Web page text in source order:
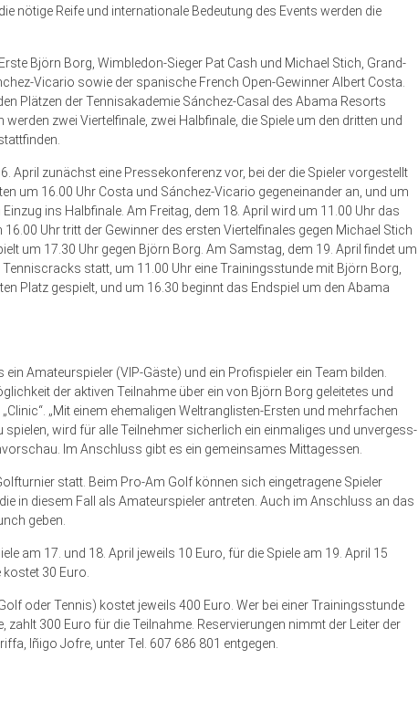
nötige Reife und internationale Bedeutung des Events werden die
Björn Borg, Wimbledon-Sieger Pat Cash und Michael Stich, Grand-
Vicario sowie der spanische French Open-Gewinner Albert Costa.
Plätzen der Tennisakademie Sánchez-Casal des Abama Resorts
zwei Viertelfinale, zwei Halbfinale, die Spiele um den dritten und
April zunächst eine Pressekonferenz vor, bei der die Spieler vorgestellt
um 16.00 Uhr Costa und Sánchez-Vicario gegeneinander an, und um
ins Halbfinale. Am Freitag, dem 18. April wird um 11.00 Uhr das
Uhr tritt der Gewinner des ersten Viertelfinales gegen Michael Stich
um 17.30 Uhr gegen Björn Borg. Am Samstag, dem 19. April findet um
statt, um 11.00 Uhr eine Trainingsstunde mit Björn Borg,
Platz gespielt, und um 16.30 beginnt das Endspiel um den Abama
Amateurspieler (VIP-Gäste) und ein Profispieler ein Team bilden.
der aktiven Teilnahme über ein von Björn Borg geleitetes und
„Mit einem ehemaligen Weltranglis­ten-Ersten und mehrfachen
wird für alle Teilnehmer sicherlich ein einmaliges und unvergess­
Im Anschluss gibt es ein gemeinsames Mittagessen.
statt. Beim Pro-Am Golf können sich eingetragene Spieler
in diesem Fall als Amateurspieler antreten. Auch im Anschluss an das
geben.
am 17. und 18. April jeweils 10 Euro, für die Spiele am 19. April 15
30 Euro.
oder Tennis) kostet jeweils 400 Euro. Wer bei einer Trainingsstunde
300 Euro für die Teilnahme. Reservierungen nimmt der Leiter der
Iñigo Jofre, unter Tel. 607 686 801 entgegen.